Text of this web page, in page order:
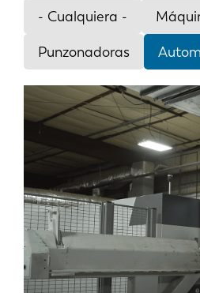
- Cualquiera -
Punzonadoras